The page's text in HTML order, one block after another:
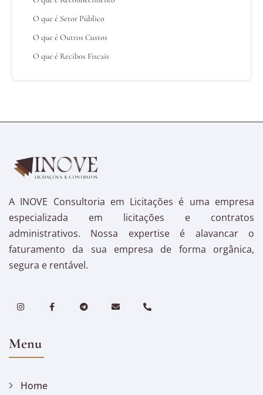
O que é Setor Público
O que é Outros Custos
O que é Recibos Fiscais
A INOVE Consultoria em Licitações é uma empresa
especializada em licitações e contratos
administrativos. Nossa expertise é alavancar o
faturamento da sua empresa de forma orgânica,
segura e rentável.
Menu
Home